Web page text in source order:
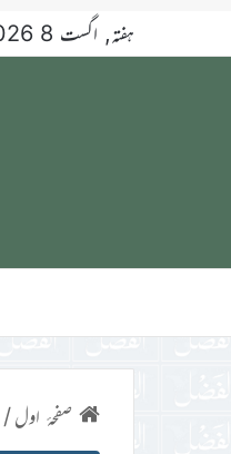
ہفتہ, اگست 8 2026
صفحۂ اول/